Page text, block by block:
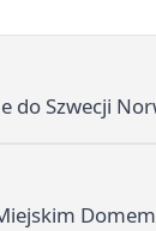
do Szwecji